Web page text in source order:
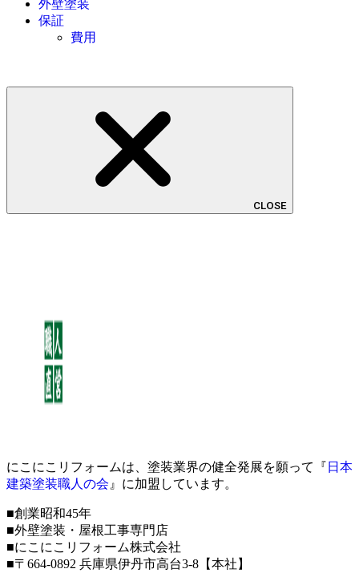
外壁塗装
保証
費用
CLOSE
にこにこリフォームは、塗装業界の健全発展を願って『 日本
建築塗装職人の会 』に加盟しています。
■創業昭和45年
■外壁塗装・屋根工事専門店
■にこにこリフォーム株式会社
■〒664-0892 兵庫県伊丹市高台3-8【本社】